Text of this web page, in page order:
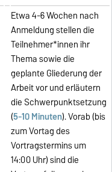
Etwa 4-6 Wochen nach
Anmeldung stellen die
Teilnehmer*innen ihr
Thema sowie die
geplante Gliederung der
Arbeit vor und erläutern
die Schwerpunktsetzung
(5-10 Minuten). Vorab (bis
zum Vortag des
Vortragstermins um
14:00 Uhr) sind die